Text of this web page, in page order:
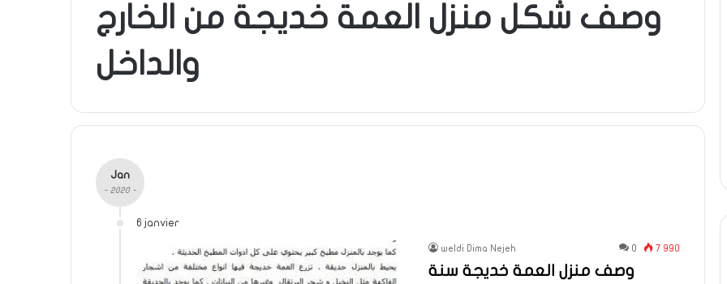
وصف شكل منزل العمة خديجة من الخارج
والداخل
Jan
- 2020 -
6 janvier
weldi Dima Nejeh 0 7 990
وصف منزل العمة خديجة سنة